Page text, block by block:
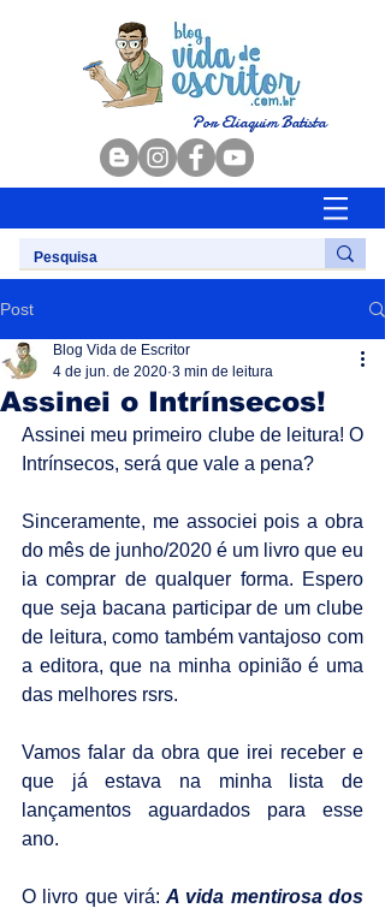
Por Eliaquim Batista
Post
Assinei o Intrínsecos!
Blog Vida de Escritor
4 de jun. de 2020 3 min de leitura
Assinei meu primeiro clube de leitura! O
Intrínsecos, será que vale a pena?
Sinceramente, me associei pois a obra
do mês de junho/2020 é um livro que eu
ia comprar de qualquer forma. Espero
que seja bacana participar de um clube
de leitura, como também vantajoso com
a editora, que na minha opinião é uma
das melhores rsrs.
Vamos falar da obra que irei receber e
que já estava na minha lista de
lançamentos aguardados para esse
ano.
O livro que virá: A vida mentirosa dos